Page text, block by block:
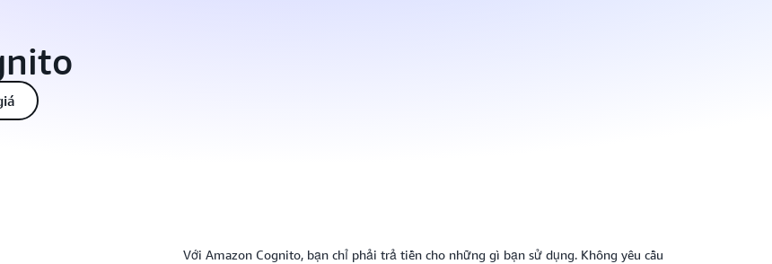
Với Amazon Cognito, bạn chỉ phải trả tiền cho những gì bạn sử dụng. Không yêu cầu